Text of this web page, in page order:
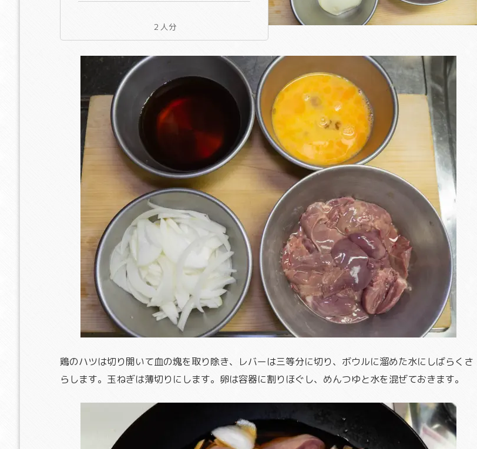
２人分
鶏のハツは切り開いて血の塊を取り除き、レバーは三等分に切り、ボウルに溜めた水にしばらくさ
らします。玉ねぎは薄切りにします。卵は容器に割りほぐし、めんつゆと水を混ぜておきます。